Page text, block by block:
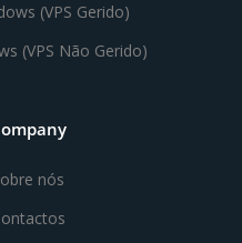
(VPS Gerido)
(VPS Não Gerido)
nós